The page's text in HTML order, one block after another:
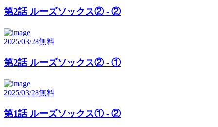
第2話 ルーズソックス② - ②
2025/03/28無料
第2話 ルーズソックス② - ①
2025/03/28無料
第1話 ルーズソックス① - ②